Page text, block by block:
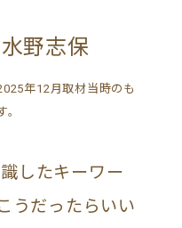
野志保
年12月取材当時のも
したキーワー
うだったらいい